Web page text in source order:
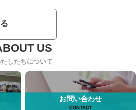
したちについて
お問い合わせ